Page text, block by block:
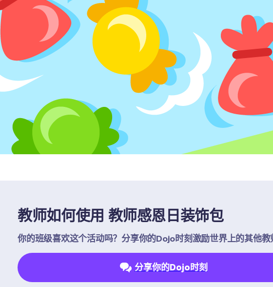
教师如何使用 教师感恩日装饰包
你的班级喜欢这个活动吗？分享你的Dojo时刻激励世界上的其他教
分享你的Dojo时刻